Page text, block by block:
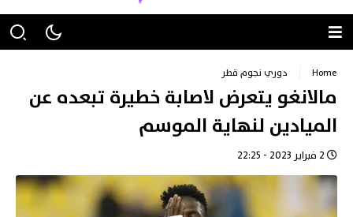
Home دوري نجوم قطر
مالانغو يتعرض لاصابة خطيرة تبعده عن
الميادين لنهاية الموسم